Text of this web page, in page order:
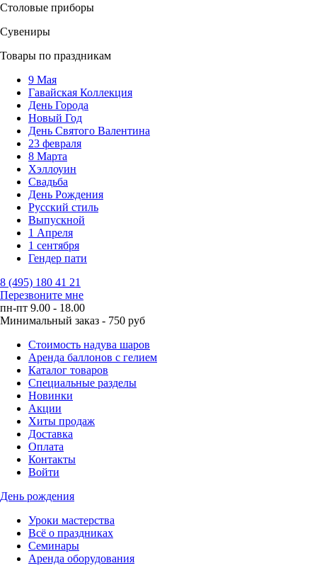
Столовые приборы
Сувениры
Товары по праздникам
9 Мая
Гавайская Коллекция
День Города
Новый Год
День Святого Валентина
23 февраля
8 Марта
Хэллоуин
Свадьба
День Рождения
Русский стиль
Выпускной
1 Апреля
1 сентября
Гендер пати
8 (495) 180 41 21
Перезвоните мне
пн-пт 9.00 - 18.00
Минимальный заказ - 750 руб
Стоимость надува шаров
Аренда баллонов с гелием
Каталог товаров
Специальные разделы
Новинки
Акции
Хиты продаж
Доставка
Оплата
Контакты
Войти
День рождения
Уроки мастерства
Всё о праздниках
Семинары
Аренда оборудования